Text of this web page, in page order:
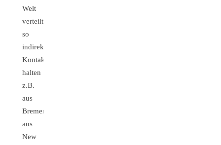
Welt
verteilt
so
indirekt
Kontakt
halten
z.B.
aus
Bremen,
aus
New